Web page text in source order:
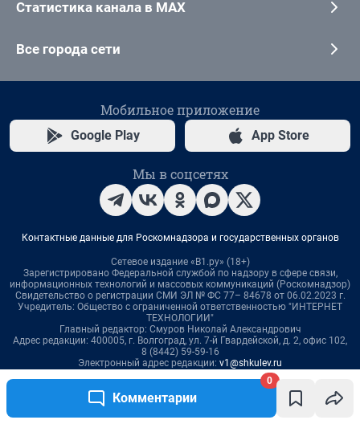
Комментарии
0